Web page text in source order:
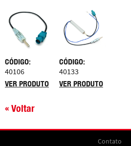
CÓDIGO:
40106
VER PRODUTO
CÓDIGO:
40133
VER PRODUTO
« Voltar
Contato